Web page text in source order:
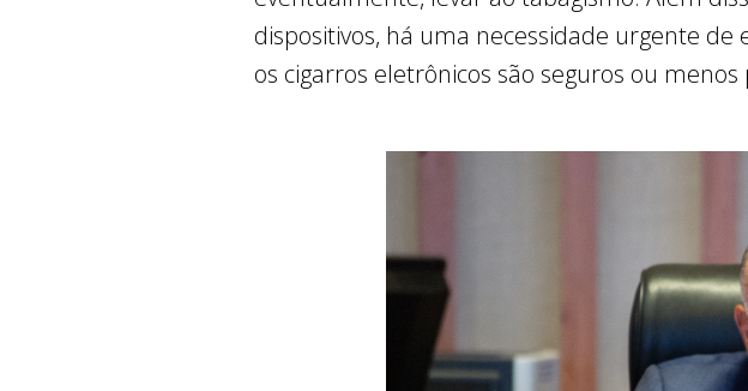
dispositivos, há uma necessidade urgente
os cigarros eletrônicos são seguros ou